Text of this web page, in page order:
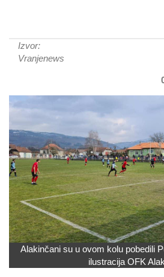
Izvor:
Vranjenews
Alakinčani su u ovom kolu pobedili
ilustracija OFK